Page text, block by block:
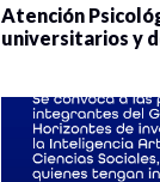
Atención
universitarios y